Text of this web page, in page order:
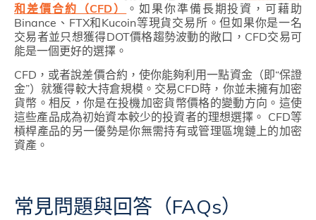
和差價合約（CFD）
。如果你準備長期投資，可藉助
Binance、FTX和Kucoin等現貨交易所。但如果你是一名
交易者並只想獲得DOT價格趨勢波動的敞口，CFD交易可
能是一個更好的選擇。
CFD，或者說差價合約，使你能夠利用一點資金（即“保證
金”）就獲得較大持倉規模。交易CFD時，你並未擁有加密
貨幣。相反，你是在投機加密貨幣價格的變動方向。這使
這些產品成為初始資本較少的投資者的理想選擇。 CFD等
槓桿產品的另一優勢是你無需持有或管理區塊鏈上的加密
資產。
常見問題與回答（FAQs）